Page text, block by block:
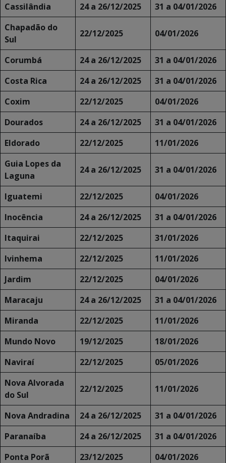
Cassilândia 24 a 26/12/2025
31 a 04/01/2026
Chapadão do
Sul
22/12/2025 04/01/2026
Corumbá 24 a 26/12/2025
31 a 04/01/2026
Costa Rica
24 a 26/12/2025
31 a 04/01/2026
Coxim
22/12/2025
04/01/2026
Dourados
24 a 26/12/2025
31 a 04/01/2026
Eldorado
22/12/2025
11/01/2026
Guia Lopes da
Laguna
24 a 26/12/2025 31 a 04/01/2026
Iguatemi 22/12/2025
04/01/2026
Inocência
24 a 26/12/2025
31 a 04/01/2026
Itaquirai
22/12/2025
31/01/2026
Ivinhema
22/12/2025
11/01/2026
Jardim
22/12/2025
04/01/2026
Maracaju
24 a 26/12/2025
31 a 04/01/2026
Miranda
22/12/2025
11/01/2026
Mundo Novo
19/12/2025
18/01/2026
Naviraí
22/12/2025
05/01/2026
Nova Alvorada
do Sul
22/12/2025 11/01/2026
Nova Andradina 24 a 26/12/2025
31 a 04/01/2026
Paranaíba
24 a 26/12/2025
31 a 04/01/2026
Ponta Porã
23/12/2025
04/01/2026